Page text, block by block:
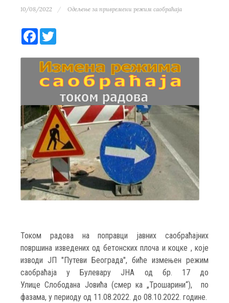
10/08/2022 Одељење за привремени режим саобраћаја
Facebook
Током радова на поправци јавних саобраћајних
површина изведених од бетонских плоча и коцке , које
изводи ЈП "Путеви Београда", биће измењен режим
саобраћаја у Булевару ЈНА од бр. 17 до
Улице Слободана Јовића (смер ка „Трошарини“), по
фазама, у периоду од 11.08.2022. до 08.10.2022. године.